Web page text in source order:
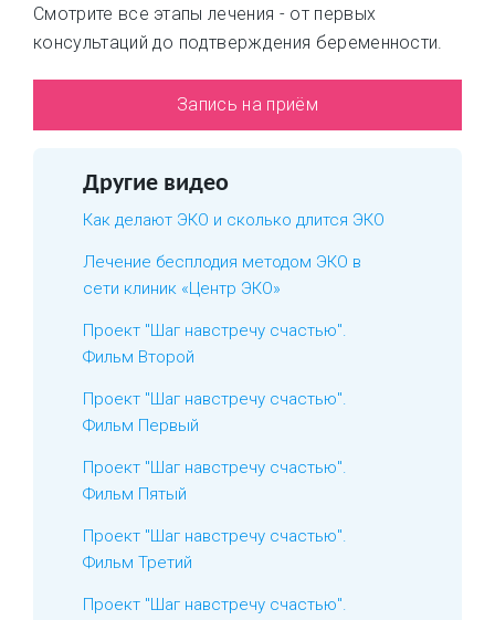
Смотрите все этапы лечения - от первых
консультаций до подтверждения беременности.
Запись на приём
Другие видео
Как делают ЭКО и сколько длится ЭКО
Лечение бесплодия методом ЭКО в
сети клиник «Центр ЭКО»
Проект "Шаг навстречу счастью".
Фильм Второй
Проект "Шаг навстречу счастью".
Фильм Первый
Проект "Шаг навстречу счастью".
Фильм Пятый
Проект "Шаг навстречу счастью".
Фильм Третий
Проект "Шаг навстречу счастью".